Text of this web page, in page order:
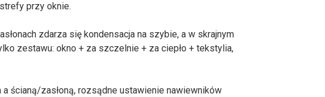
przy oknie.
zdarza się kondensacja na szybie, a w skrajnym
zestawu: okno + za szczelnie + za ciepło + tekstylia,
ścianą/zasłoną, rozsądne ustawienie nawiewników